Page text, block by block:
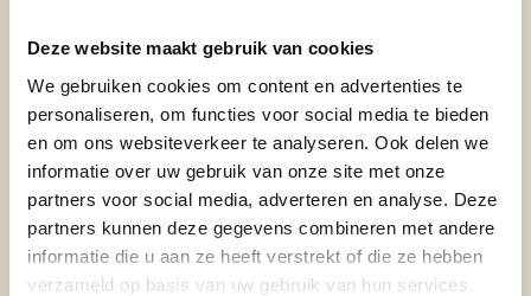
Deze website maakt gebruik van cookies
We gebruiken cookies om content en advertenties te
personaliseren, om functies voor social media te bieden
en om ons websiteverkeer te analyseren. Ook delen we
informatie over uw gebruik van onze site met onze
partners voor social media, adverteren en analyse. Deze
partners kunnen deze gegevens combineren met andere
informatie die u aan ze heeft verstrekt of die ze hebben
verzameld op basis van uw gebruik van hun services.
€53,00 per nacht